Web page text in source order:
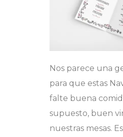
Nos parece una
para que estas
falte buena
supuesto, buen
nuestras mesas.